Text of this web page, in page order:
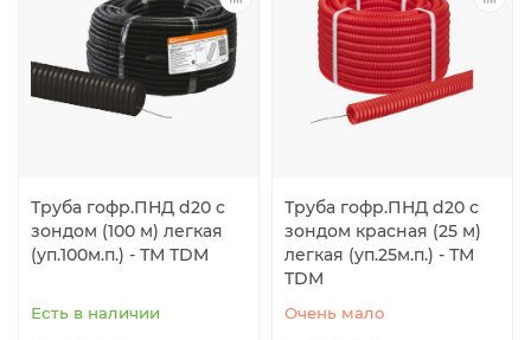
Труба гофр.ПНД d20 с
зондом (100 м) легкая
(уп.100м.п.) - ТМ TDM
Есть в наличии
Труба гофр.ПНД d20 с
зондом красная (25 м)
легкая (уп.25м.п.) - ТМ
TDM
Очень мало